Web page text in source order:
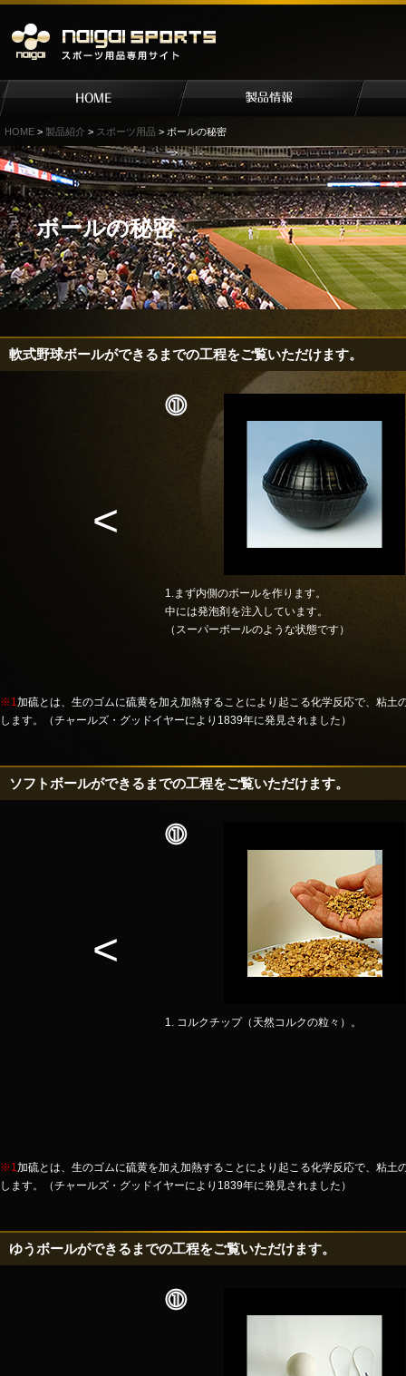
HOME > 製品紹介 > スポーツ用品 > ボールの秘密
ボールの秘密
軟式野球ボールができるまでの工程をご覧いただけます。
1.まず内側のボールを作ります。
中には発泡剤を注入しています。
（スーパーボールのような状態です）
<
※1加硫とは、生のゴムに硫黄を加え加熱することにより起こる化学反応で、粘土
します。（チャールズ・グッドイヤーにより1839年に発見されました）
ソフトボールができるまでの工程をご覧いただけます。
1. コルクチップ（天然コルクの粒々）。
<
※1加硫とは、生のゴムに硫黄を加え加熱することにより起こる化学反応で、粘土
します。（チャールズ・グッドイヤーにより1839年に発見されました）
ゆうボールができるまでの工程をご覧いただけます。